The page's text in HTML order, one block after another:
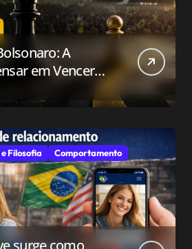
A
em Vencer
Filosofia
Comportamento
surge como